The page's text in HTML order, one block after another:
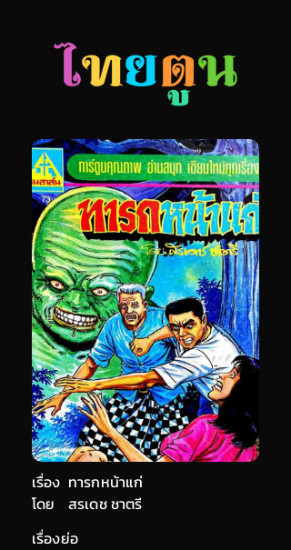
เรื่อง ทารกหน้าแก่
สรเดช ชาตรี
โดย
เรื่องย่อ